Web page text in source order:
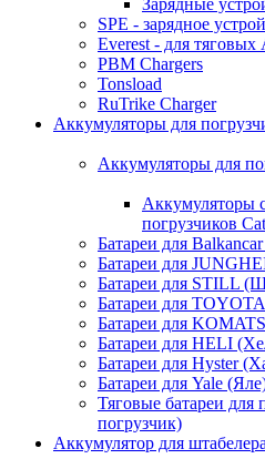
Зарядные
SPE - зарядное
Everest - для
PBM Chargers
Tonsload
RuTrike Charger
Аккумуляторы для
Аккумуляторы для
Аккумуляторы
погрузчиков
Батареи для
Батареи для
Батареи для STILL
Батареи для
Батареи для
Батареи для HELI
Батареи для Hyster
Батареи для Yale
Тяговые батареи для
погрузчик)
Аккумулятор для штабелера